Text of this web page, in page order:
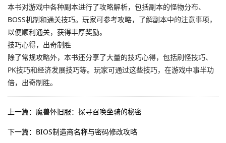
本书对游戏中各种副本进行了攻略解析，包括副本的怪物分布、
BOSS机制和通关技巧。玩家可参考攻略，了解副本中的注意事项，
以便顺利通关，获得丰厚奖励。
技巧心得，出奇制胜
除了常规攻略外，本书还分享了大量的技巧心得，包括刷怪技巧、
PK技巧和经济发展技巧等。玩家可通过这些技巧，在游戏中事半功
倍，出奇制胜。
上一篇：魔兽怀旧服：探寻召唤坐骑的秘密
下一篇：BIOS制造商名称与密码修改攻略